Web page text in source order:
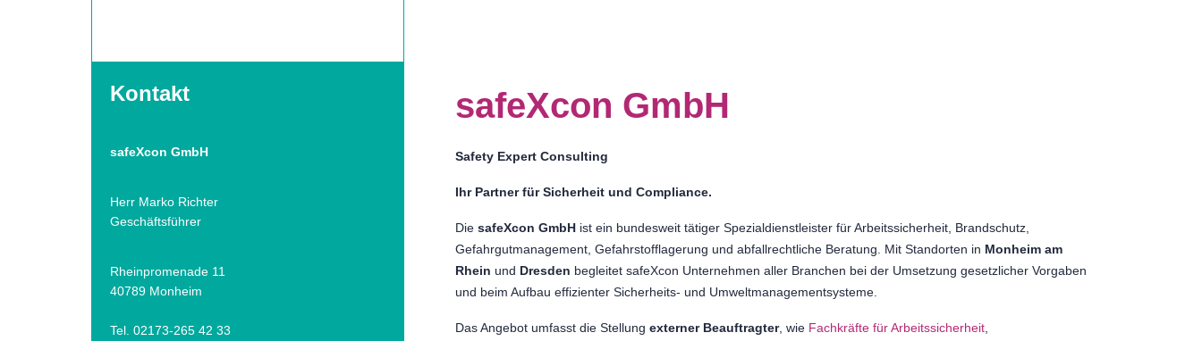
Kontakt
safeXcon GmbH
Herr Marko Richter
Geschäftsführer
Rheinpromenade 11
40789 Monheim
Tel. 02173-265 42 33
safeXcon GmbH
Safety Expert Consulting
Ihr Partner für Sicherheit und Compliance.
Die safeXcon GmbH ist ein bundesweit tätiger Spezialdienstleister für Arbeitssicherheit, Brandschutz,
Gefahrgutmanagement, Gefahrstofflagerung und abfallrechtliche Beratung. Mit Standorten in Monheim am
Rhein und Dresden begleitet safeXcon Unternehmen aller Branchen bei der Umsetzung gesetzlicher Vorgaben
und beim Aufbau effizienter Sicherheits- und Umweltmanagementsysteme.
Das Angebot umfasst die Stellung externer Beauftragter, wie Fachkräfte für Arbeitssicherheit